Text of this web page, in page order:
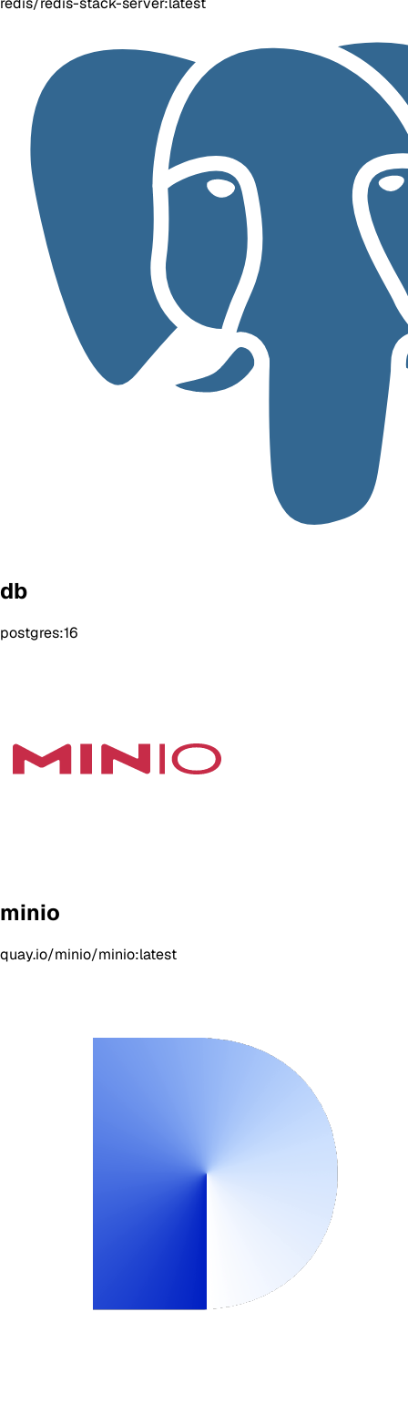
db
postgres:16
minio
quay.io/minio/minio:latest